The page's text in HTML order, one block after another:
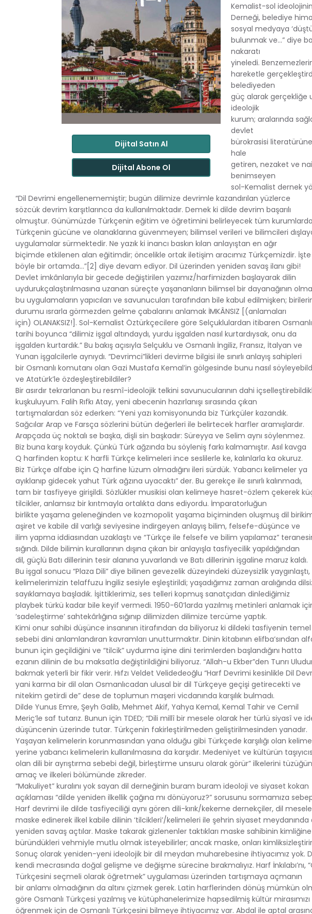
Dijital Satın Al
Dijital Abone Ol
Kemalist-sol
Derneği, belediye
sosyal medyaya
bulunmak ve...” diye
nakaratı
yineledi.
hareketle
belediyeden
güç alarak gerçekliğe
ideolojik
kurum; aralarında
devlet
bürokrasisi
hale
getiren, nezaket ve
benimseyen
sol-Kemalist dernek
“Dil Devrimi engellenememiştir; bugün dilimize devrimle kazandırılan yüzlerce
sözcük devrim karşıtlarınca da kullanılmaktadır. Demek ki dilde devrim başarılı
olmuştur. Günümüzde Türkçenin eğitim ve öğretimini belirleyecek tüm
Türkçenin gücüne ve olanaklarına güvenmeyen; bilimsel verileri ve bilimcileri
uygulamalar sürmektedir. Ne yazık ki inancı baskın kılan anlayıştan en ağır
biçimde etkilenen alan eğitimdir; öncelikle ortak iletişim aracımız Türkçemizdir. İşte
böyle bir ortamda...”[2] diye devam ediyor. Dil üzerinden yeniden savaş ilanı gibi!
Devlet imkânlarıyla bir gecede değiştirilen yazımız/harfimizden başlayarak dilin
uydurukçalaştırılmasına uzanan süreçte yaşananların bilimsel bir dayanağının
bu uygulamaların yapıcıları ve savunucuları tarafından bile kabul edilmişken;
durumu ısrarla görmezden gelme çabalarını anlamak İMKÂNSIZ [(anlamaları
için) OLANAKSIZ!]. Sol-Kemalist Öztürkçecilere göre Selçuklulardan itibaren Osmanlı
tarihi boyunca “dilimiz işgal altındaydı, yurdu işgalden nasıl kurtardıysak, onu da
işgalden kurtardık.” Bu bakış açısıyla Selçuklu ve Osmanlı İngiliz, Fransız, İtalyan ve
Yunan işgalcilerle aynıydı. “Devrimci”likleri devirme bilgisi ile sınırlı anlayış sahipleri
bir Osmanlı komutanı olan Gazi Mustafa Kemal’in gölgesinde bunu nasıl
ve Atatürk’le özdeşleştirebildiler?
Bir asırdır tekrarlanan bu resmî-ideolojik telkini savunucularının dahi
kuşkuluyum. Falih Rıfkı Atay, yeni abecenin hazırlanışı sırasında çıkan
tartışmalardan söz ederken: “Yeni yazı komisyonunda biz Türkçüler kazandık.
Sağcılar Arap ve Farsça sözlerini bütün değerleri ile belirtecek harfler aramışlardır.
Arapçada üç noktalı se başka, dişli sin başkadır: Süreyya ve Selim aynı söylenmez.
Biz buna karşı koyduk. Çünkü Türk ağzında bu söyleniş farkı kalmamıştır. Asıl kavga
Q harfinden koptu: K harfli Türkçe kelimeleri ince seslilerle ke, kalınlarla ka okuruz.
Biz Türkçe alfabe için Q harfine lüzum olmadığını ileri sürdük. Yabancı kelimeler ya
ayıklanıp gidecek yahut Türk ağzına uyacaktı” der. Bu gerekçe ile sınırlı kalınmadı,
tam bir tasfiyeye girişildi. Sözlükler musikisi olan kelimeye hasret-özlem çekerek
tilcikler, anlamsız bir kırıtmayla ortalıkta dans ediyordu. İmparatorluğun
birlikte yaşama geleneğinden ve kozmopolit yaşama biçiminden oluşmuş dil
aşiret ve kabile dil varlığı seviyesine indirgeyen anlayış bilim, felsefe-düşünce ve
ilim yapma iddiasından uzaklaştı ve “Türkçe ile felsefe ve bilim yapılamaz”
sığındı. Dilde bilimin kurallarının dışına çıkan bir anlayışla tasfiyecilik yapıldığından
dil, güçlü Batı dillerinin tesir alanına yuvarlandı ve Batı dillerinin işgaline maruz kaldı.
Bu işgal sonucu “Plaza Dili” diye bilinen gevezelik düzeyindeki düzeysizlik yaygınlaştı,
kelimelerimizin telaffuzu İngiliz sesiyle eşleştirildi; yaşadığımız zaman aralığında
sayıklamaya başladık. İşittiklerimiz, ses telleri kopmuş sanatçıdan dinlediğimiz
playbek türkü kadar bile keyif vermedi. 1950-60’larda yazılmış metinleri anlamak
‘sadeleştirme’ sahtekârlığına sığınıp dilimizden dilimize tercüme yaptık.
Kimi onur sahibi düşünce insanının itirafından da biliyoruz ki dildeki tasfiyenin temel
sebebi dini anlamlandıran kavramları unutturmaktır. Dinin kitabının elifba’sından
bunun için geçildiğini ve “tilcik” uydurma işine dini terimlerden başlandığını hatta
ezanın dilinin de bu maksatla değiştirildiğini biliyoruz. “Allah-u Ekber”den Tunrı
bakmak yeterli bir fikir verir. Hıfzı Veldet Velidedeoğlu “Harf Devrimi kesinlikle Dil
yani karma bir dil olan Osmanlıcadan ulusal bir dil Türkçeye geçişi getirecekti ve
nitekim getirdi de” dese de toplumun maşeri vicdanında karşılık bulmadı.
Dilde Yunus Emre, Şeyh Galib, Mehmet Akif, Yahya Kemal, Kemal Tahir ve Cemil
Meriç’le saf tutarız. Bunun için TDED; “Dili millî bir mesele olarak her türlü siyasî ve
düşüncenin üzerinde tutar. Türkçenin fakirleştirilmeden geliştirilmesinden yanadır.
Yaşayan kelimelerin korunmasından yana olduğu gibi Türkçede karşılığı olan
yerine yabancı kelimelerin kullanılmasına da karşıdır. Medeniyet ve kültürün
olan dili bir ayrıştırma sebebi değil, birleştirme unsuru olarak görür” ilkelerini
amaç ve ilkeleri bölümünde zikreder.
“Makuliyet” kuralını yok sayan dil derneğinin buram buram ideoloji ve siyaset kokan
açıklaması “dilde yeniden ilkellik çağına mı dönüyoruz?” sorusunu sormamıza
Harf devrimi ile dilde tasfiyeciliği aynı gören dili-kırık/kekeme dernekçiler, dil
maske edinerek ilkel kabile dilinin ‘tilcikleri’/kelimeleri ile şehrin siyaset meydanında
yeniden savaş açtılar. Maske takarak gizlenenler taktıkları maske sahibinin kimliğine
büründükleri vehmiyle mutlu olmak isteyebilirler; ancak maske, onları
Sonuç olarak yeniden-yeni ideolojik bir dil meydan muharebesine ihtiyacımız yok.
kendi mecrasında doğal gelişme ve değişme sürecine bırakmalıyız. Harf İnkılabı’nı,
Türkçesini seçmeli olarak öğretmek” uygulaması üzerinden tartışmaya açmanın
bir anlamı olmadığının da altını çizmek gerek. Latin harflerinden dönüş mümkün
göre Osmanlı Türkçesi yazılmış ve kütüphanelerimize hapsedilmiş kültür mirasımızı
öğrenmek için de Osmanlı Türkçesini bilmeye ihtiyacımız var. Abdal ile aptal